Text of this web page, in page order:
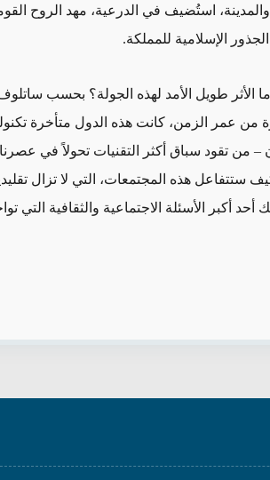
استُضيف في الدرعية، مهد الروح
الإسلامية للمملكة.
الأثر طويل الأمد لهذه الجولة؟ بحسب
من عمر الزمن، كانت هذه الدول متأخرة
– من تقود سباق أكثر التقنيات تحولاً في
ستتفاعل هذه المجتمعات، التي لا تزال
أحد أكبر الأسئلة الاجتماعية والثقافية التي